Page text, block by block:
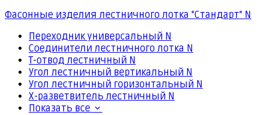
Фасонные изделия лестничного лотка "Стандарт" N
Переходник универсальный N
Соединители лестничного лотка N
Т-отвод лестничный N
Угол лестничный вертикальный N
Угол лестничный горизонтальный N
Х-разветвитель лестничный N
Показать все